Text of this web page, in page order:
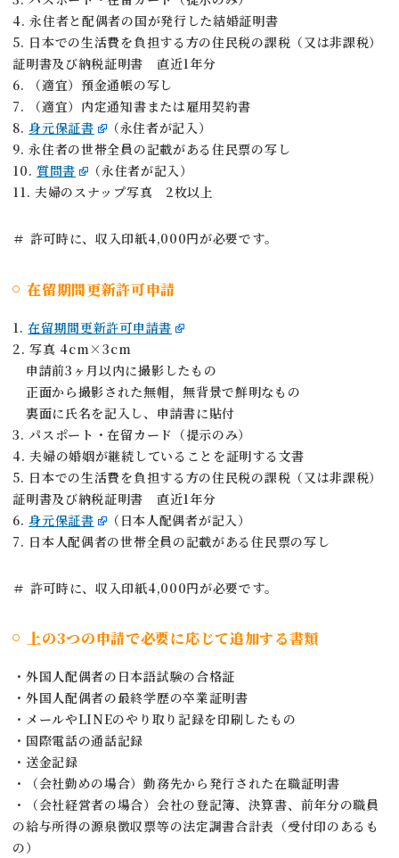
4. 永住者と配偶者の国が発行した結婚証明書
5. 日本での生活費を負担する方の住民税の課税（又は非課税）
証明書及び納税証明書 直近1年分
6. （適宜）預金通帳の写し
7. （適宜）内定通知書または雇用契約書
8. 身元保証書
（永住者が記入）
9. 永住者の世帯全員の記載がある住民票の写し
10. 質問書
（永住者が記入）
11. 夫婦のスナップ写真 2枚以上
＃ 許可時に、収入印紙4,000円が必要です。
在留期間更新許可申請
1.在留期間更新許可申請書
2. 写真 4cm×3cm
申請前3ヶ月以内に撮影したもの
正面から撮影された無帽，無背景で鮮明なもの
裏面に氏名を記入し、申請書に貼付
3. パスポート・在留カード（提示のみ）
4. 夫婦の婚姻が継続していることを証明する文書
5. 日本での生活費を負担する方の住民税の課税（又は非課税）
証明書及び納税証明書 直近1年分
6. 身元保証書
（日本人配偶者が記入）
7. 日本人配偶者の世帯全員の記載がある住民票の写し
＃ 許可時に、収入印紙4,000円が必要です。
上の3つの申請で必要に応じて追加する書類
・外国人配偶者の日本語試験の合格証
・外国人配偶者の最終学歴の卒業証明書
・メールやLINEのやり取り記録を印刷したもの
・国際電話の通話記録
・送金記録
・（会社勤めの場合）勤務先から発行された在職証明書
・（会社経営者の場合）会社の登記簿、決算書、前年分の職員
の給与所得の源泉徴収票等の法定調書合計表（受付印のあるも
の）